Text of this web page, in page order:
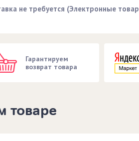
не требуется (Электронные
Гарантируем
возврат товара
товаре